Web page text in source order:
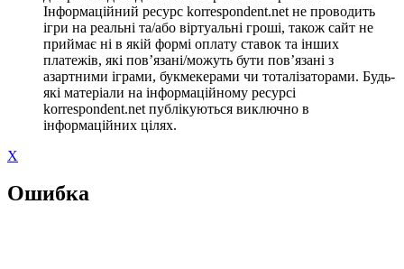
Інформаційний ресурс korrespondent.net не проводить
ігри на реальні та/або віртуальні гроші, також сайт не
приймає ні в якій формі оплату ставок та інших
платежів, які пов’язані/можуть бути пов’язані з
азартними іграми, букмекерами чи тоталізаторами. Будь-
які матеріали на інформаційному ресурсі
korrespondent.net публікуються виключно в
інформаційних цілях.
X
Ошибка